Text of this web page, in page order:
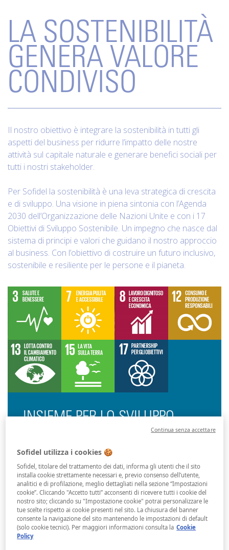
LA SOSTENIBILITÀ
GENERA VALORE
CONDIVISO
Il nostro obiettivo è integrare la sostenibilità in tutti gli
aspetti del business per ridurre l’impatto delle nostre
attività sul capitale naturale e generare benefici sociali per
tutti i nostri stakeholder.
Per Sofidel la sostenibilità è una leva strategica di crescita
e di sviluppo. Una visione in piena sintonia con l’Agenda
2030 dell’Organizzazione delle Nazioni Unite e con i 17
Obiettivi di Sviluppo Sostenibile. Un impegno che nasce dal
sistema di principi e valori che guidano il nostro approccio
al business. Con l’obiettivo di costruire un futuro inclusivo,
sostenibile e resiliente per le persone e il pianeta.
INSIEME PER LO SVILUPPO
Dal 2010 Sofidel abbraccia
del Global Compact delle Nazioni Unitein
materia di diritti umani, standard lavorativi,
tutela dell’ambiente e lotta alla corruzione.
Ci impegniamo a integrarli nelle nostre
strategie e nel nostro modo di fare
business. Vogliamo creare una cultura
Sofidel utilizza i cookies 🍪
Sofidel, titolare del trattamento dei dati, informa gli utenti che il sito
installa cookie strettamente necessari e, previo consenso dell’utente,
analitici e di profilazione, meglio dettagliati nella sezione “Impostazioni
cookie”. Cliccando "Accetto tutti” acconsenti di ricevere tutti i cookie del
nostro sito; cliccando su "Impostazione cookie" potrai personalizzare le
tue scelte rispetto ai cookie presenti nel sito. La chiusura del banner
consente la navigazione del sito mantenendo le impostazioni di default
(solo cookie tecnici). Per maggiori informazioni consulta la Cookie
Policy
Continua senza accettare